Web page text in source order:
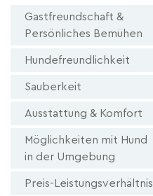
Gastfreundschaft &
Persönliches Bemühen
Hundefreundlichkeit
Sauberkeit
Ausstattung & Komfort
Möglichkeiten mit Hund
in der Umgebung
Preis-Leistungsverhältnis